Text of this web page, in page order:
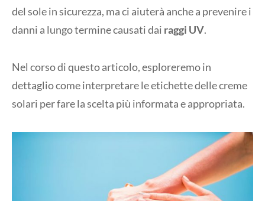
del sole in sicurezza, ma ci aiuterà anche a prevenire i
danni a lungo termine causati dai raggi UV.
Nel corso di questo articolo, esploreremo in
dettaglio come interpretare le etichette delle creme
solari per fare la scelta più informata e appropriata.